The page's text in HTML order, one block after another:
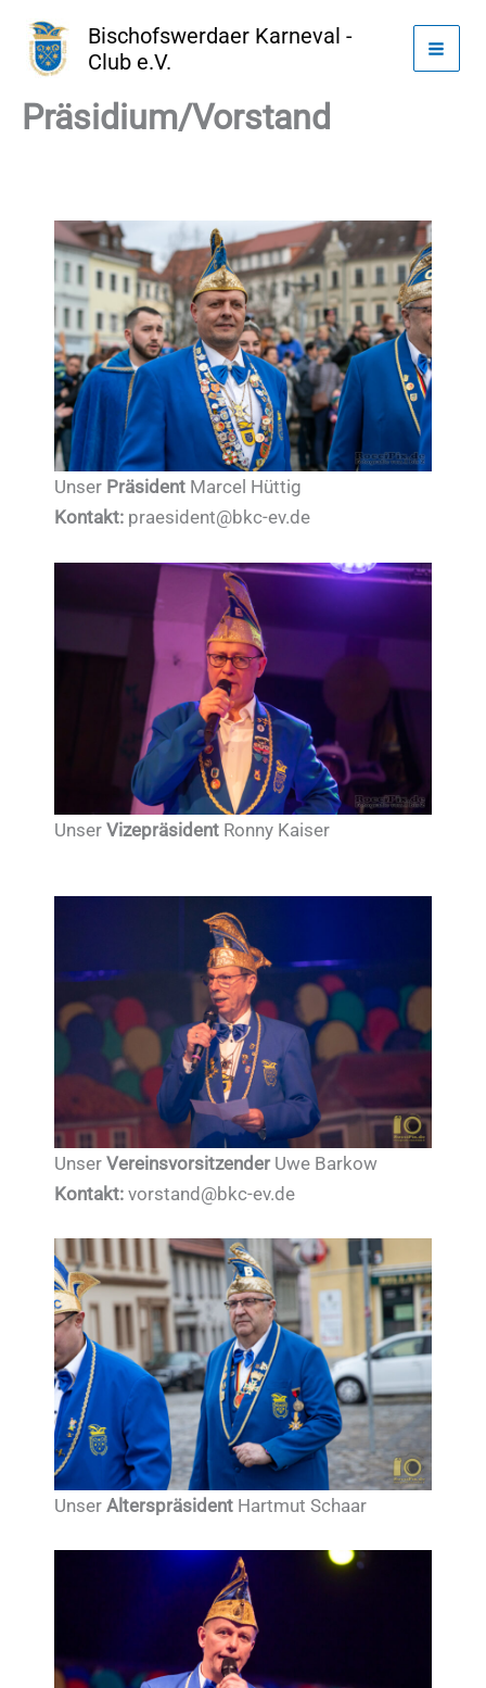
Inhalt
springen
Bischofswerdaer Karneval -
Club e.V.
Präsidium/Vorstand
Unser Präsident Marcel Hüttig
Kontakt: praesident@bkc-ev.de
Unser Vizepräsident Ronny Kaiser
Unser VereinsvorsitzenderUwe Barkow
Kontakt: vorstand@bkc-ev.de
Unser Alterspräsident Hartmut Schaar